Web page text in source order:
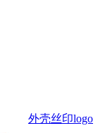
外壳丝印logo